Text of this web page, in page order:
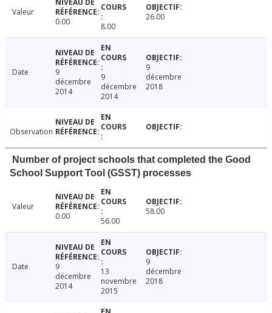
Valeur
0.00
8.00
26.00
Date
9
décembre
2014
9
décembre
2014
9
décembre
2018
Observation
Number of project schools that completed the Good
School Support Tool (GSST) processes
Valeur
0.00
56.00
58.00
Date
9
décembre
2014
13
novembre
2015
9
décembre
2018